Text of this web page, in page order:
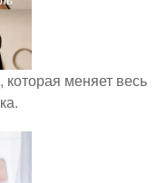
которая меняет весь